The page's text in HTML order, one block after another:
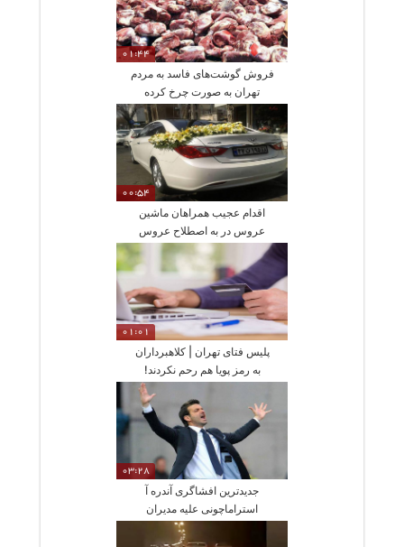
01:44
فروش گوشت‌های فاسد به مردم
تهران به صورت چرخ کرده
00:54
اقدام عجیب همراهان ماشین
عروس در به اصطلاح عروس
01:01
پلیس فتای تهران | کلاهبرداران
به رمز پویا هم رحم نکردند!
03:28
جدیدترین افشاگری آندره آ
استراماچونی علیه مدیران
استقلال